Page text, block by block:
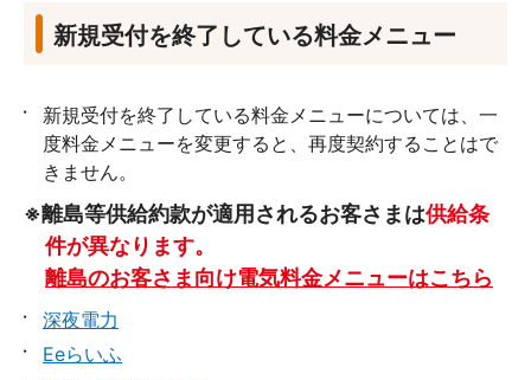
新規受付を終了している料金メニュー
新規受付を終了している料金メニューについては、一
度料金メニューを変更すると、再度契約することはで
きません。
※離島等供給約款が適用されるお客さまは供給条
件が異なります。
離島のお客さま向け電気料金メニューはこちら
深夜電力
Eeらいふ